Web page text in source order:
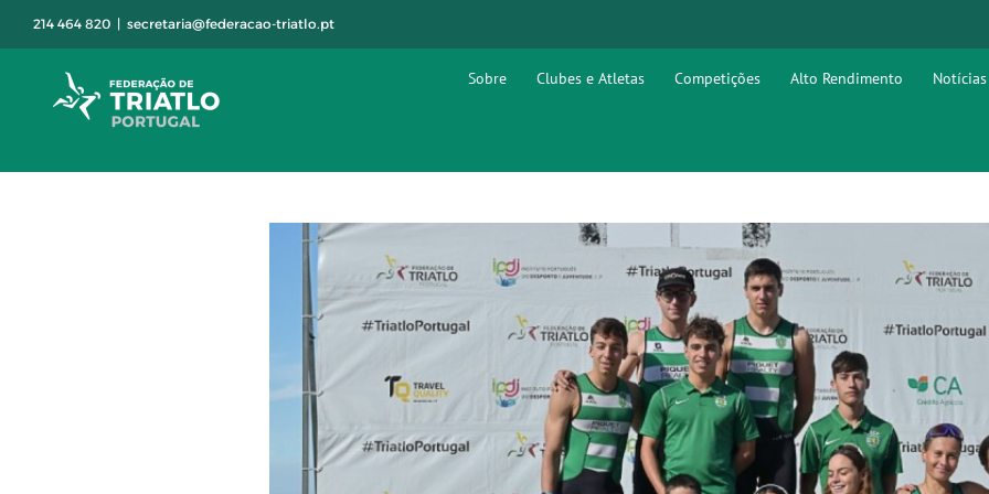
214 464 820 | secretaria@federacao-triatlo.pt
Sobre Clubes e Atletas Competições Alto Rendimento